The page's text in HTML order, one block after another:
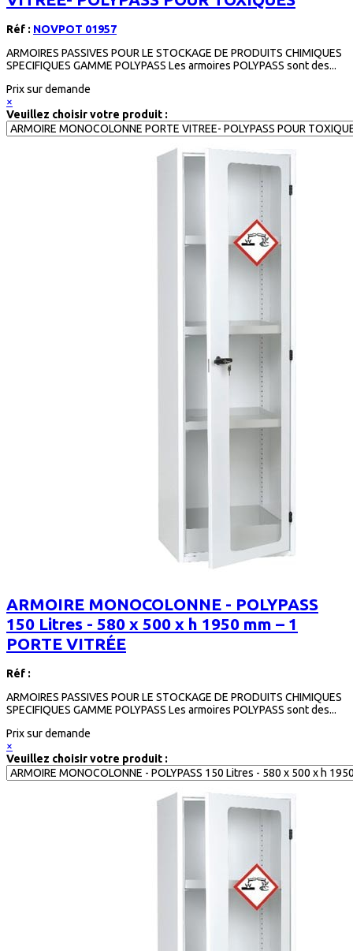
Réf : NOVPOT 01957
ARMOIRES PASSIVES POUR LE STOCKAGE DE PRODUITS CHIMIQUES
SPECIFIQUES GAMME POLYPASS Les armoires POLYPASS sont des...
Prix sur demande
×
Veuillez choisir votre produit :
ARMOIRE MONOCOLONNE - POLYPASS
150 Litres - 580 x 500 x h 1950 mm – 1
PORTE VITRÉE
Réf :
ARMOIRES PASSIVES POUR LE STOCKAGE DE PRODUITS CHIMIQUES
SPECIFIQUES GAMME POLYPASS Les armoires POLYPASS sont des...
Prix sur demande
×
Veuillez choisir votre produit :